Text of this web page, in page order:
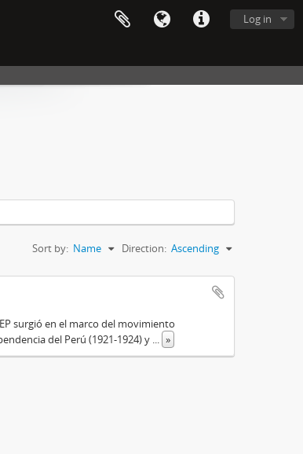
Log in
Sort by: Name Direction: Ascending
surgió en el marco del movimiento
del Perú (1921-1924) y ... »